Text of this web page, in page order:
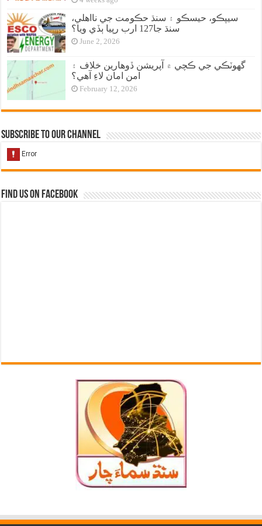
سيپڪو، حيسڪو ۽ سنڌ حڪومت جي نااهلي،
سنڌ جا127 ارب رپيا ٻڏي ويا؟
June 2, 2026
گهوٽڪي جي ڪچي ۾ آپريشن ڏوهارين خلاف ۽
امن امان لاءِ آهي؟
February 12, 2026
Subscribe to our Channel
Find us on Facebook